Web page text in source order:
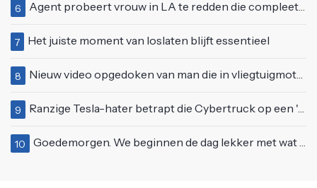
6 Agent probeert vrouw in LA te redden die compleet van het padje is
7 Het juiste moment van loslaten blijft essentieel
8 Nieuw video opgedoken van man die in vliegtuigmotor springt op vliegveld Milaan
9 Ranzige Tesla-hater betrapt die Cybertruck op een 'speciale bruine coating' trakteert
10 Goedemorgen. We beginnen de dag lekker met wat rek- en strekoefeningen